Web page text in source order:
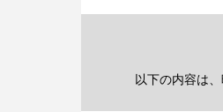
以下の内容は